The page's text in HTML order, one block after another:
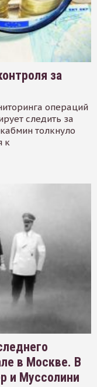
за
операций
следить за
толкнуло
к
в Москве. В
и Муссолини